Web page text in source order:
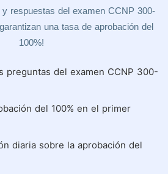
y respuestas del examen CCNP 300-
una tasa de aprobación del
100%!
preguntas del examen CCNP 300-
del 100% en el primer
diaria sobre la aprobación del